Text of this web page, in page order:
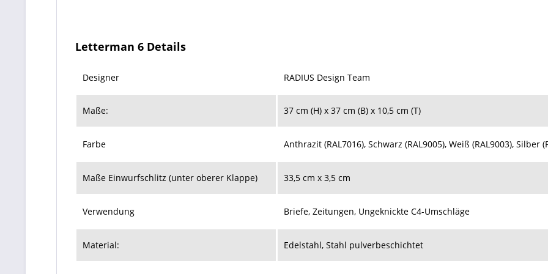
Letterman 6 Details
Designer RADIUS Design Team
Maße: 37 cm (H) x 37 cm (B) x 10,5 cm (T)
Farbe Anthrazit (RAL7016), Schwarz (RAL9005), Weiß (RAL9003), Silber
Maße Einwurfschlitz (unter oberer Klappe) 33,5 cm x 3,5 cm
Verwendung Briefe, Zeitungen, Ungeknickte C4-Umschläge
Material: Edelstahl, Stahl pulverbeschichtet